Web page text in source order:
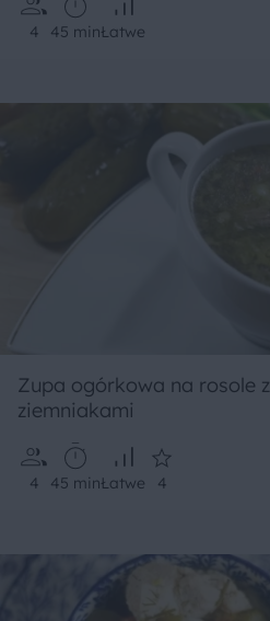
4 45 minŁatwe
Zupa ogórkowa na rosole z
ziemniakami
4 45 minŁatwe 4